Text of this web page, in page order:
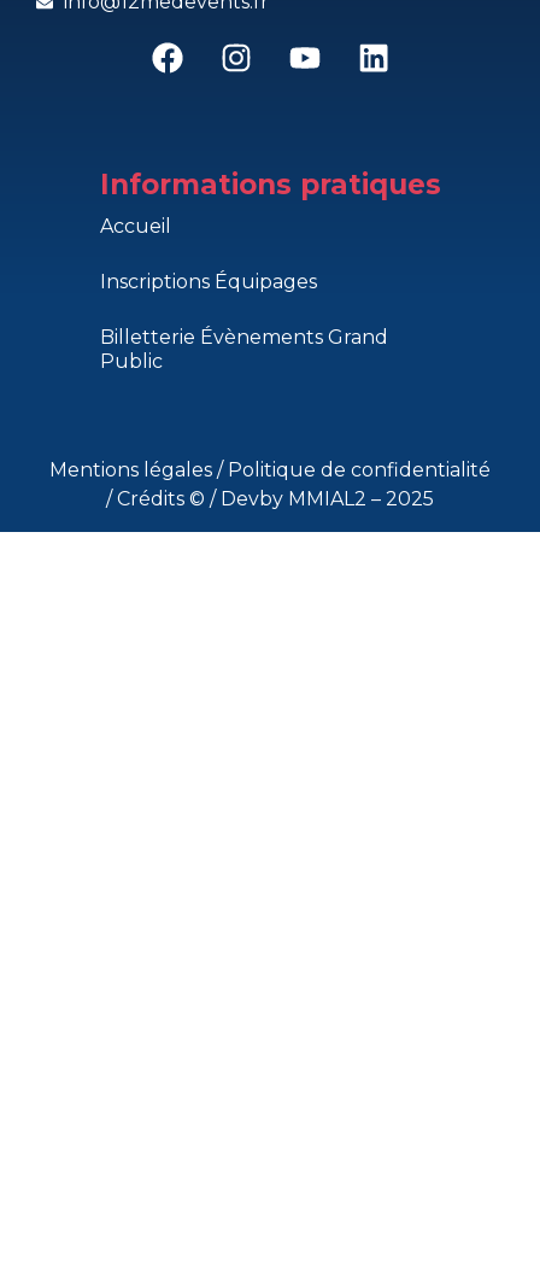
Accueil
Inscriptions Équipages
Billetterie Évènements Grand
Public
Informations pratiques
Mentions légales / Politique de confidentialité
/Crédits © / Devby MMIAL2 – 2025